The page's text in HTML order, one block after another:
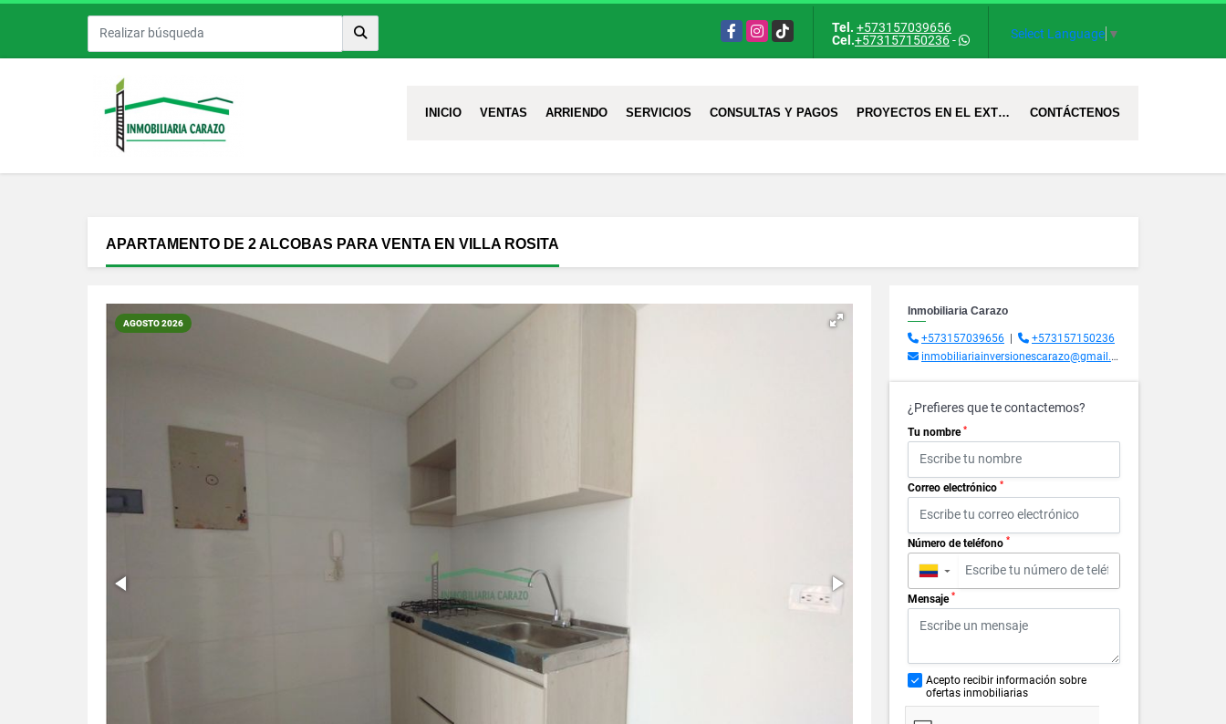
FacebookInstagram
TikTok Tel. +573157039656
Cel.+573157150236- Select Language ▼
INICIO VENTAS ARRIENDO SERVICIOS CONSULTAS Y PAGOS PROYECTOS EN EL EXTRANJERO CONTÁCTENOS
APARTAMENTO DE 2 ALCOBAS PARA VENTA EN VILLA ROSITA
AGOSTO 2026
Inmobiliaria Carazo
+573157039656
+573157150236
inmobiliariainversionescarazo@gmail.com
¿Prefieres que te contactemos?
Tu nombre *
Correo electrónico *
Número de teléfono *
▼
Mensaje *
Acepto recibir información sobre
ofertas inmobiliarias